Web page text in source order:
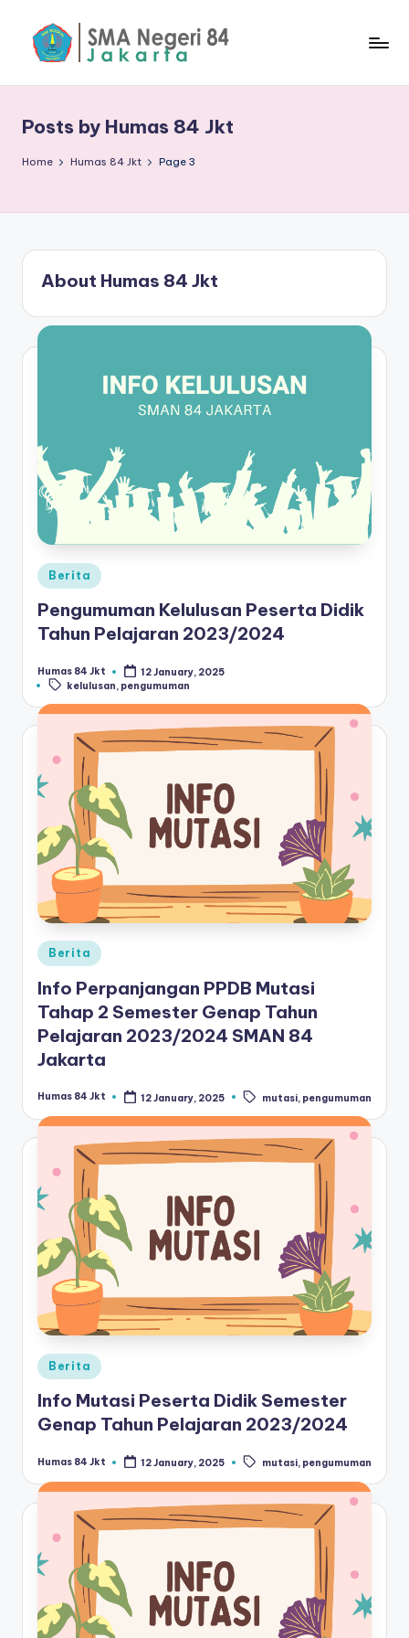
A
N
J
a
k
a
Posts by Humas 84 Jkt
Home Humas 84 Jkt Page 3
About Humas 84 Jkt
Posted
in
Berita
Pengumuman Kelulusan Peserta Didik
Tahun Pelajaran 2023/2024
Posted
by
Humas 84 Jkt 12 January, 2025
Tags:
kelulusan, pengumuman
Posted
in
Berita
Info Perpanjangan PPDB Mutasi
Tahap 2 Semester Genap Tahun
Pelajaran 2023/2024 SMAN 84
Jakarta
Posted
Humas 84 Jkt 12 January, 2025
Tags: mutasi, pengumuman
Posted
in
Berita
Info Mutasi Peserta Didik Semester
Genap Tahun Pelajaran 2023/2024
Posted
Humas 84 Jkt 12 January, 2025
Tags: mutasi, pengumuman